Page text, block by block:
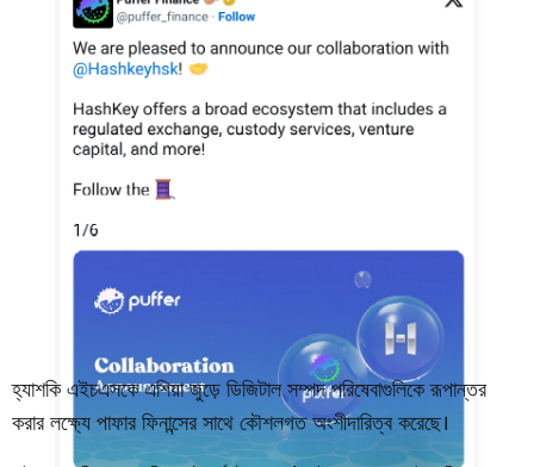
Chia
$1.44
-5.43%
হ্যাশকি এইচএসকে এশিয়া জুড়ে ডিজিটাল সম্পদ পরিষেবাগুলিকে রূপান্তর
করার লক্ষ্যে পাফার ফিনান্সের সাথে কৌশলগত অংশীদারিত্ব করেছে।